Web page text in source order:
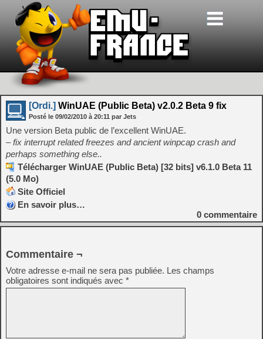
[Ordi.] WinUAE (Public Beta) v2.0.2 Beta 9 fix
Posté le 09/02/2010 à 20:11 par Jets
Une version Beta public de l’excellent WinUAE.
– fix interrupt related freezes and ancient winpcap crash and
perhaps something else..
Télécharger WinUAE (Public Beta) [32 bits] v6.1.0 Beta 11
(5.0 Mo)
Site Officiel
En savoir plus…
0 commentaire
Commentaire ¬
Votre adresse e-mail ne sera pas publiée. Les champs
obligatoires sont indiqués avec *